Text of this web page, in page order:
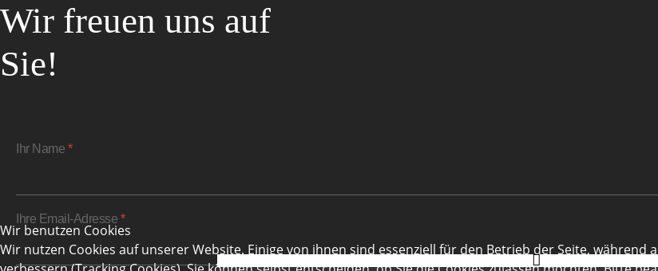
Wir freuen uns auf
Sie!
Ihr Name *
Ihre Email-Adresse *
Wir benutzen Cookies
Wir nutzen Cookies auf unserer Website. Einige von ihnen sind essenziell für den Betrieb der Seite,